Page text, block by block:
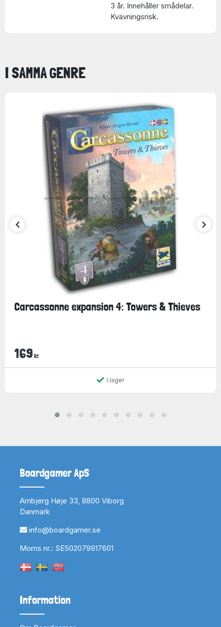
3 år. Innehåller smådelar.
Kvävningsrisk.
I SAMMA GENRE
Carcassonne expansion 4: Towers & Thieves
169 kr.
I lager
Boardgamer ApS
Arnbjerg Høje 33, 8800 Viborg
Danmark
info@boardgamer.se
Moms nr.: SE502079917601
Information